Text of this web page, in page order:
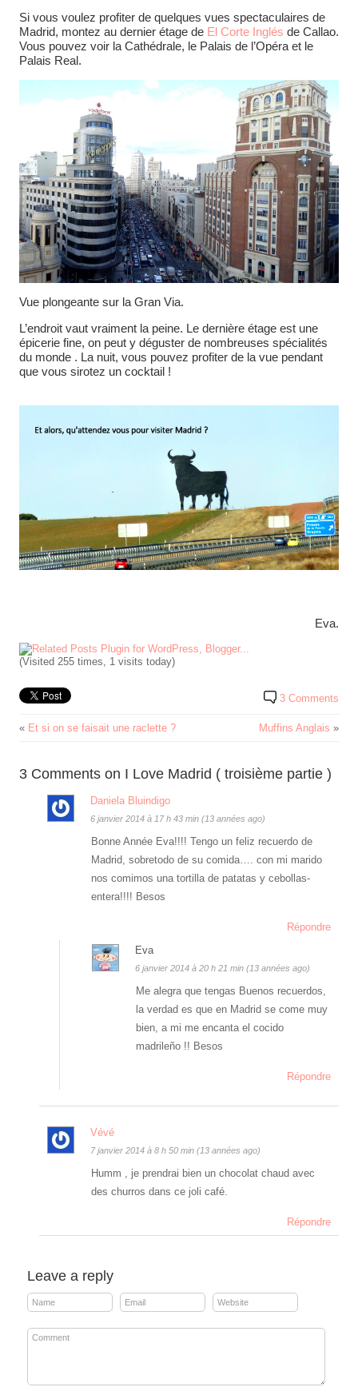
Si vous voulez profiter de quelques vues spectaculaires de
Madrid, montez au dernier étage de El Corte Inglés de Callao.
Vous pouvez voir la Cathédrale, le Palais de l’Opéra et le
Palais Real.
Vue plongeante sur la Gran Via.
L’endroit vaut vraiment la peine. Le dernière étage est une
épicerie fine, on peut y déguster de nombreuses spécialités
du monde . La nuit, vous pouvez profiter de la vue pendant
que vous sirotez un cocktail !
Eva.
(Visited 255 times, 1 visits today)
3 Comments
« Et si on se faisait une raclette ? Muffins Anglais »
3 Comments on I Love Madrid ( troisième partie )
Daniela Bluindigo
6 janvier 2014 à 17 h 43 min (13 années ago)
Bonne Année Eva!!!! Tengo un feliz recuerdo de
Madrid, sobretodo de su comida…. con mi marido
nos comimos una tortilla de patatas y cebollas-
entera!!!! Besos
Répondre
Eva
6 janvier 2014 à 20 h 21 min (13 années ago)
Me alegra que tengas Buenos recuerdos,
la verdad es que en Madrid se come muy
bien, a mi me encanta el cocido
madrileño !! Besos
Répondre
Vévé
7 janvier 2014 à 8 h 50 min (13 années ago)
Humm , je prendrai bien un chocolat chaud avec
des churros dans ce joli café.
Répondre
Leave a reply